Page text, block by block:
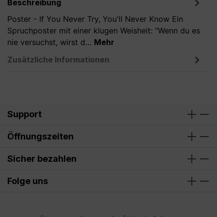
Beschreibung
Poster - If You Never Try, You'll Never Know Ein
Spruchposter mit einer klugen Weisheit: "Wenn du es
nie versuchst, wirst d… Mehr
Zusätzliche Informationen
Support
Öffnungszeiten
Sicher bezahlen
Folge uns